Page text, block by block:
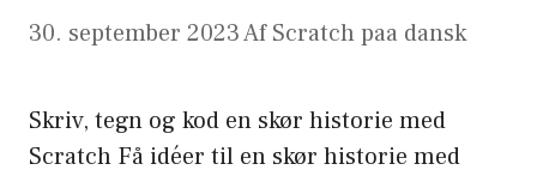
30. september 2023AfScratch paa dansk
Skriv, tegn og kod en skør historie med
Scratch Få idéer til en skør historie med